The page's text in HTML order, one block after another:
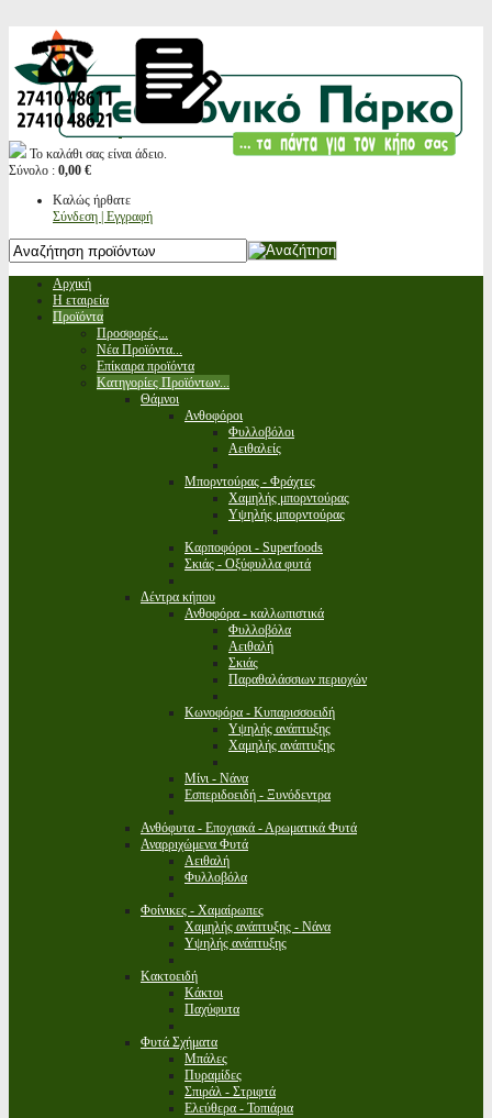
Το καλάθι σας είναι άδειο.
Σύνολο : 0,00 €
Καλώς ήρθατε
Σύνδεση | Εγγραφή
Αρχική
Η εταιρεία
Προϊόντα
Προσφορές...
Νέα Προϊόντα...
Επίκαιρα προϊόντα
Κατηγορίες Προϊόντων...
Θάμνοι
Ανθοφόροι
Φυλλοβόλοι
Αειθαλείς
Μπορντούρας - Φράχτες
Χαμηλής μπορντούρας
Υψηλής μπορντούρας
Καρποφόροι - Superfoods
Σκιάς - Οξύφυλλα φυτά
Δέντρα κήπου
Ανθοφόρα - καλλωπιστικά
Φυλλοβόλα
Αειθαλή
Σκιάς
Παραθαλάσσιων περιοχών
Κωνοφόρα - Κυπαρισσοειδή
Υψηλής ανάπτυξης
Χαμηλής ανάπτυξης
Μίνι - Νάνα
Εσπεριδοειδή - Ξυνόδεντρα
Ανθόφυτα - Εποχιακά - Αρωματικά Φυτά
Αναρριχώμενα Φυτά
Αειθαλή
Φυλλοβόλα
Φοίνικες - Χαμαίρωπες
Χαμηλής ανάπτυξης - Νάνα
Υψηλής ανάπτυξης
Κακτοειδή
Κάκτοι
Παχύφυτα
Φυτά Σχήματα
Μπάλες
Πυραμίδες
Σπιράλ - Στριφτά
Ελεύθερα - Τοπιάρια